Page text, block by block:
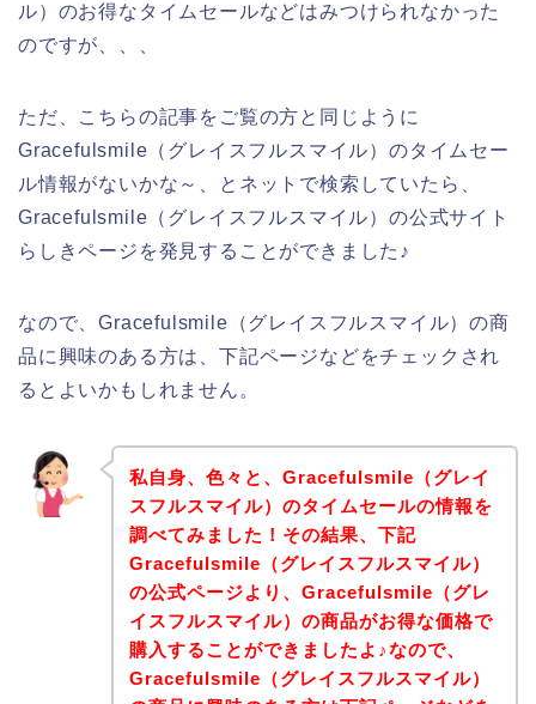
ル）のお得なタイムセールなどはみつけられなかった
のですが、、、
ただ、こちらの記事をご覧の方と同じように
Gracefulsmile（グレイスフルスマイル）のタイムセー
ル情報がないかな～、とネットで検索していたら、
Gracefulsmile（グレイスフルスマイル）の公式サイト
らしきページを発見することができました♪
なので、Gracefulsmile（グレイスフルスマイル）の商
品に興味のある方は、下記ページなどをチェックされ
るとよいかもしれません。
私自身、色々と、Gracefulsmile（グレイ
スフルスマイル）のタイムセールの情報を
調べてみました！その結果、下記
Gracefulsmile（グレイスフルスマイル）
の公式ページより、Gracefulsmile（グレ
イスフルスマイル）の商品がお得な価格で
購入することができましたよ♪なので、
Gracefulsmile（グレイスフルスマイル）